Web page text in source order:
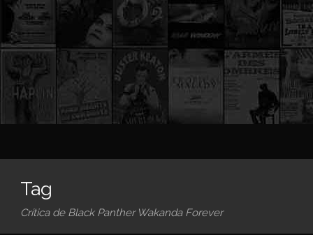
Tag
Crítica de Black Panther Wakanda Forever